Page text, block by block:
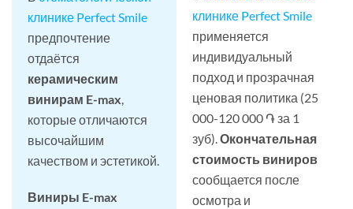
клинике Perfect Smile
предпочтение
отдаётся
керамическим
винирам E-max,
которые отличаются
высочайшим
качеством и эстетикой.
Виниры E-max
клинике Perfect Smile
применяется
индивидуальный
подход и прозрачная
ценовая политика (25
000-120 000 ֏ за 1
зуб).Окончательная
стоимость виниров
сообщается после
осмотра и